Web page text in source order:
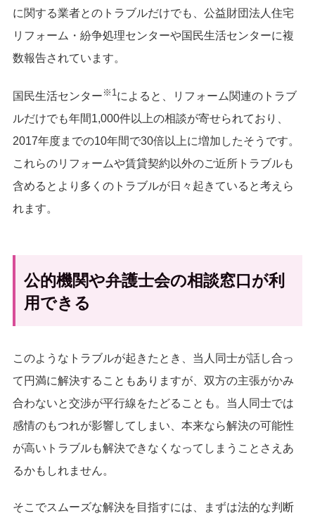
に関する業者とのトラブルだけでも、公益財団法人住宅
リフォーム・紛争処理センターや国民生活センターに複
数報告されています。
国民生活センター ※1 によると、リフォーム関連のトラブ
ルだけでも年間1,000件以上の相談が寄せられており、
2017年度までの10年間で30倍以上に増加したそうです。
これらのリフォームや賃貸契約以外のご近所トラブルも
含めるとより多くのトラブルが日々起きていると考えら
れます。
公的機関や弁護士会の相談窓口が利
用できる
このようなトラブルが起きたとき、当人同士が話し合っ
て円満に解決することもありますが、双方の主張がかみ
合わないと交渉が平行線をたどることも。当人同士では
感情のもつれが影響してしまい、本来なら解決の可能性
が高いトラブルも解決できなくなってしまうことさえあ
るかもしれません。
そこでスムーズな解決を目指すには、まずは法的な判断